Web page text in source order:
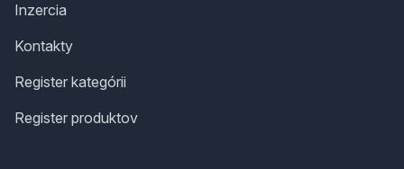
Inzercia
Kontakty
Register kategórii
Register produktov